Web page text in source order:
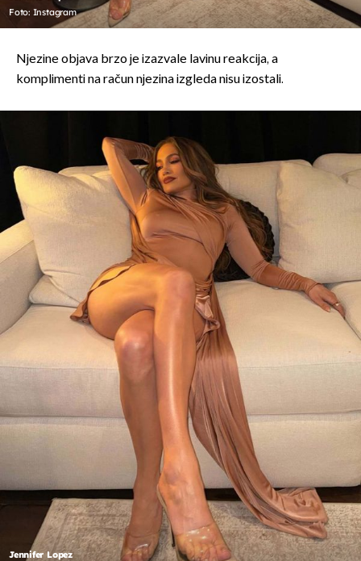
Foto: Instagram
Njezine objava brzo je izazvale lavinu reakcija, a
komplimenti na račun njezina izgleda nisu izostali.
Jennifer Lopez